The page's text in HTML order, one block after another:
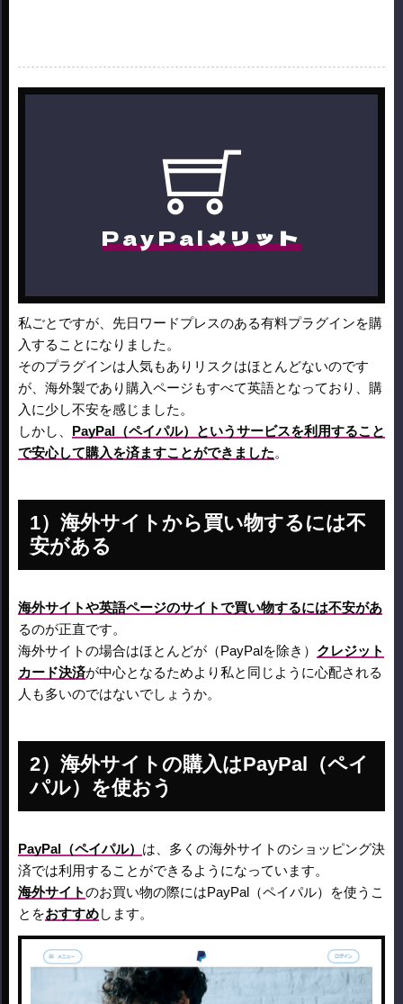
PayPalメリット
私ごとですが、先日ワードプレスのある有料プラグインを購
入することになりました。
そのプラグインは人気もありリスクはほとんどないのです
が、海外製であり購入ページもすべて英語となっており、購
入に少し不安を感じました。
しかし、 PayPal（ペイパル）というサービスを利用すること
で安心して購入を済ますことができました。
海外サイトから買い物するには不
安がある
海外サイトや英語ページのサイトで買い物するには不安があ
るのが正直です。
海外サイトの場合はほとんどが（PayPalを除き） クレジット
カード決済が中心となるためより私と同じように心配される
人も多いのではないでしょうか。
海外サイトの購入はPayPal（ペイ
パル）を使おう
PayPal（ペイパル） は、多くの海外サイトのショッピング決
済では利用することができるようになっています。
海外サイトのお買い物の際にはPayPal（ペイパル）を使うこ
とをおすすめします。